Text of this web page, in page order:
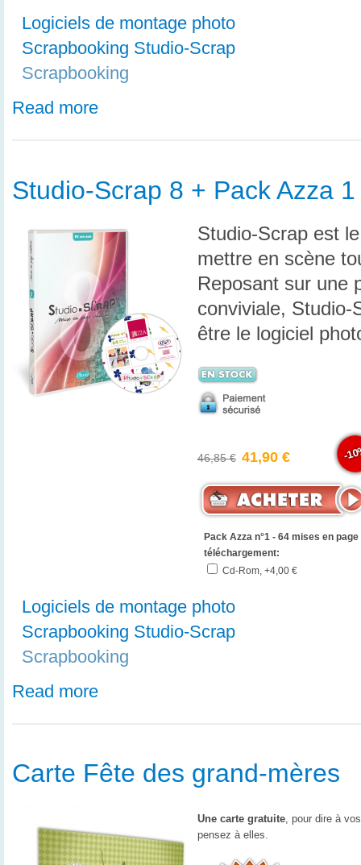
Logiciels de montage photo
Scrapbooking Studio-Scrap
Scrapbooking
Read more
Studio-Scrap 8 + Pack Azza 1
Studio-Scrap est
mettre en scène
Reposant sur une
conviviale, Studio-
être le logiciel
46,85 € 41,90 € -
Pack Azza n°1 - 64 mises en page
téléchargement:
Cd-Rom, +4,00 €
Logiciels de montage photo
Scrapbooking Studio-Scrap
Scrapbooking
Read more
Carte Fête des grand-mères
Une carte gratuite, pour dire à
pensez à elles.